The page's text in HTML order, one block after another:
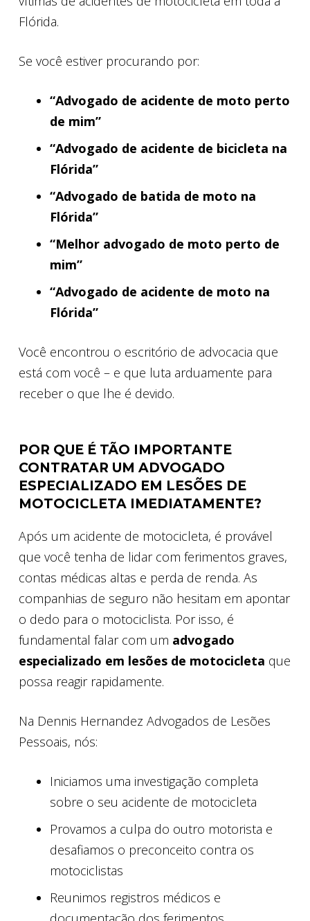
Flórida.
Se você estiver procurando por:
“Advogado de acidente de moto perto
de mim”
“Advogado de acidente de bicicleta na
Flórida”
“Advogado de batida de moto na
Flórida”
“Melhor advogado de moto perto de
mim”
“Advogado de acidente de moto na
Flórida”
Você encontrou o escritório de advocacia que
está com você – e que luta arduamente para
receber o que lhe é devido.
POR QUE É TÃO IMPORTANTE
CONTRATAR UM ADVOGADO
ESPECIALIZADO EM LESÕES DE
MOTOCICLETA IMEDIATAMENTE?
Após um acidente de motocicleta, é provável
que você tenha de lidar com ferimentos graves,
contas médicas altas e perda de renda. As
companhias de seguro não hesitam em apontar
o dedo para o motociclista. Por isso, é
fundamental falar com um advogado
especializado em lesões de motocicleta que
possa reagir rapidamente.
Na Dennis Hernandez Advogados de Lesões
Pessoais, nós:
Iniciamos uma investigação completa
sobre o seu acidente de motocicleta
Provamos a culpa do outro motorista e
desafiamos o preconceito contra os
motociclistas
Reunimos registros médicos e